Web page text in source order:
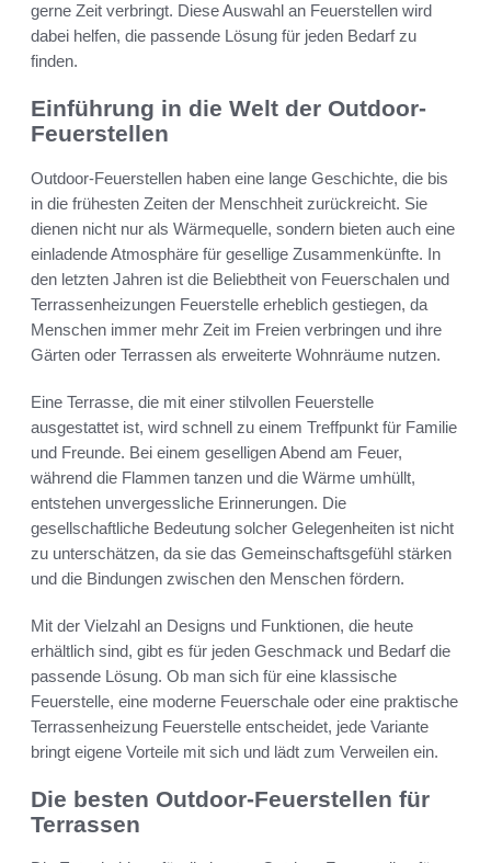
gerne Zeit verbringt. Diese Auswahl an Feuerstellen wird
dabei helfen, die passende Lösung für jeden Bedarf zu
finden.
Einführung in die Welt der Outdoor-
Feuerstellen
Outdoor-Feuerstellen haben eine lange Geschichte, die bis
in die frühesten Zeiten der Menschheit zurückreicht. Sie
dienen nicht nur als Wärmequelle, sondern bieten auch eine
einladende Atmosphäre für gesellige Zusammenkünfte. In
den letzten Jahren ist die Beliebtheit von Feuerschalen und
Terrassenheizungen Feuerstelle erheblich gestiegen, da
Menschen immer mehr Zeit im Freien verbringen und ihre
Gärten oder Terrassen als erweiterte Wohnräume nutzen.
Eine Terrasse, die mit einer stilvollen Feuerstelle
ausgestattet ist, wird schnell zu einem Treffpunkt für Familie
und Freunde. Bei einem geselligen Abend am Feuer,
während die Flammen tanzen und die Wärme umhüllt,
entstehen unvergessliche Erinnerungen. Die
gesellschaftliche Bedeutung solcher Gelegenheiten ist nicht
zu unterschätzen, da sie das Gemeinschaftsgefühl stärken
und die Bindungen zwischen den Menschen fördern.
Mit der Vielzahl an Designs und Funktionen, die heute
erhältlich sind, gibt es für jeden Geschmack und Bedarf die
passende Lösung. Ob man sich für eine klassische
Feuerstelle, eine moderne Feuerschale oder eine praktische
Terrassenheizung Feuerstelle entscheidet, jede Variante
bringt eigene Vorteile mit sich und lädt zum Verweilen ein.
Die besten Outdoor-Feuerstellen für
Terrassen